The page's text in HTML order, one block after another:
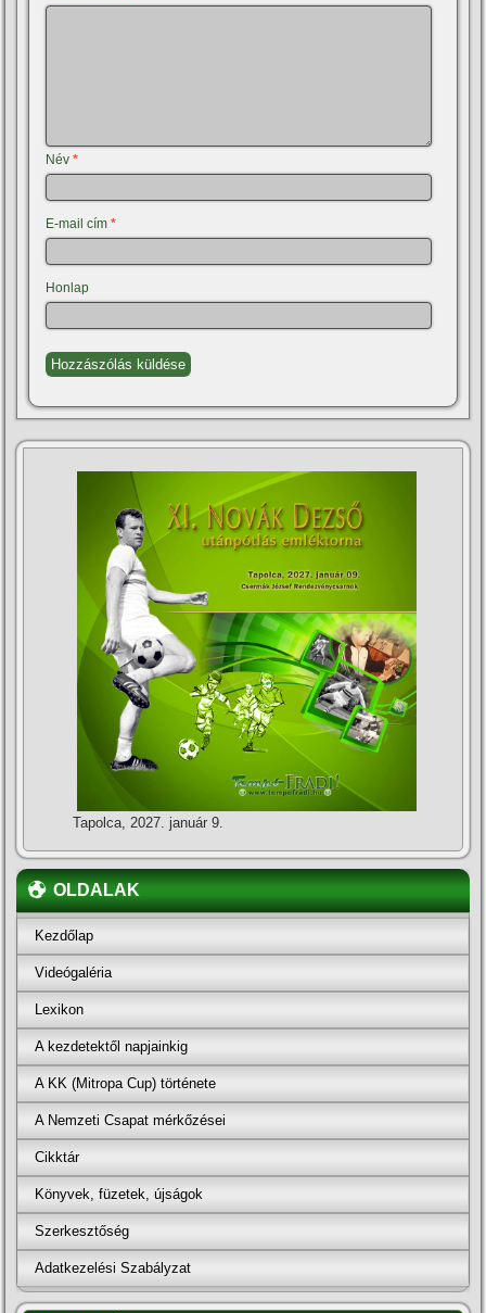
Név*
E-mail cím*
Honlap
Tapolca, 2027. január 9.
OLDALAK
Kezdőlap
Videógaléria
Lexikon
A kezdetektől napjainkig
A KK (Mitropa Cup) története
A Nemzeti Csapat mérkőzései
Cikktár
Könyvek, füzetek, újságok
Szerkesztőség
Adatkezelési Szabályzat